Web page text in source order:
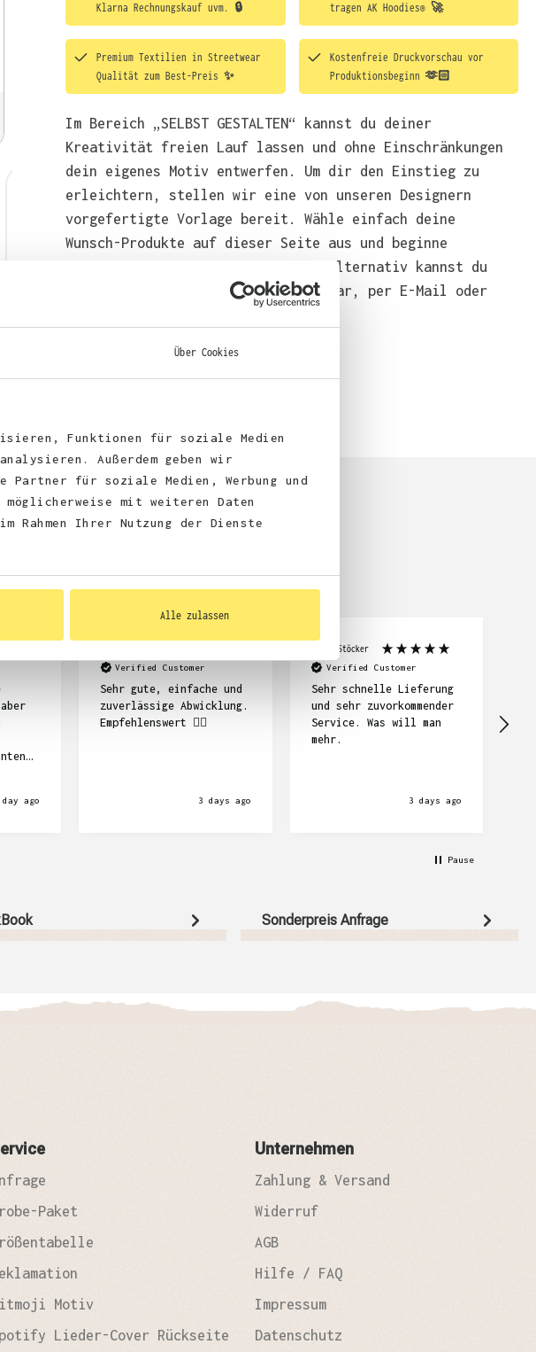
Über Cookies
Funktionen für soziale Medien
Außerdem geben wir
Partner für soziale Medien, Werbung und
mit weiteren Daten
Rahmen Ihrer Nutzung der Dienste
Alle zulassen
Klarna Rechnungskauf uvm. 🔒
tragen AK Hoodies® 🚀
Premium Textilien in Streetwear
Qualität zum Best-Preis ✨
Kostenfreie Druckvorschau vor
Produktionsbeginn 🫶🏻
Im Bereich „SELBST GESTALTEN“ kannst du deiner
Kreativität freien Lauf lassen und ohne Einschränkungen
dein eigenes Motiv entwerfen. Um dir den Einstieg zu
erleichtern, stellen wir eine von unseren Designern
vorgefertigte Vorlage bereit. Wähle einfach deine
Wunsch-Produkte auf dieser Seite aus und beginne
anschließend mit der Gestaltung. Alternativ kannst du
auch bequem über das Bestellformular, per E-Mail oder
ago
Verified Customer
Sehr gute, einfache und
zuverlässige Abwicklung.
Empfehlenswert ☝🏽
3 days ago
Frank Stöcker
Verified Customer
Sehr schnelle Lieferung
und sehr zuvorkommender
Service. Was will man
mehr.
3 days ago
Pause
Sonderpreis Anfrage
Paket
Motiv
Lieder-Cover Rückseite
Unternehmen
Zahlung & Versand
Widerruf
AGB
Hilfe / FAQ
Impressum
Datenschutz